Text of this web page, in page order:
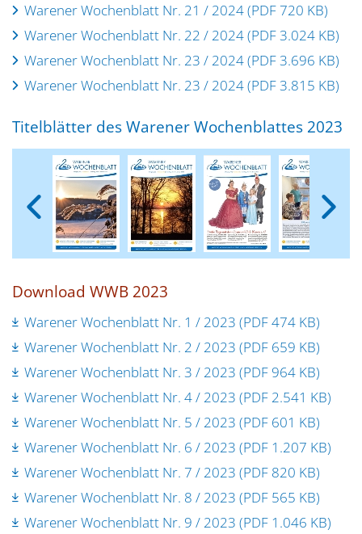
Warener Wochenblatt Nr. 21 / 2024 (PDF 720 KB)
Warener Wochenblatt Nr. 22 / 2024 (PDF 3.024 KB)
Warener Wochenblatt Nr. 23 / 2024 (PDF 3.696 KB)
Warener Wochenblatt Nr. 23 / 2024 (PDF 3.815 KB)
Titelblätter des Warener Wochenblattes 2023
Download WWB 2023
Warener Wochenblatt Nr. 1 / 2023 (PDF 474 KB)
Warener Wochenblatt Nr. 2 / 2023 (PDF 659 KB)
Warener Wochenblatt Nr. 3 / 2023 (PDF 964 KB)
Warener Wochenblatt Nr. 4 / 2023 (PDF 2.541 KB)
Warener Wochenblatt Nr. 5 / 2023 (PDF 601 KB)
Warener Wochenblatt Nr. 6 / 2023 (PDF 1.207 KB)
Warener Wochenblatt Nr. 7 / 2023 (PDF 820 KB)
Warener Wochenblatt Nr. 8 / 2023 (PDF 565 KB)
Warener Wochenblatt Nr. 9 / 2023 (PDF 1.046 KB)